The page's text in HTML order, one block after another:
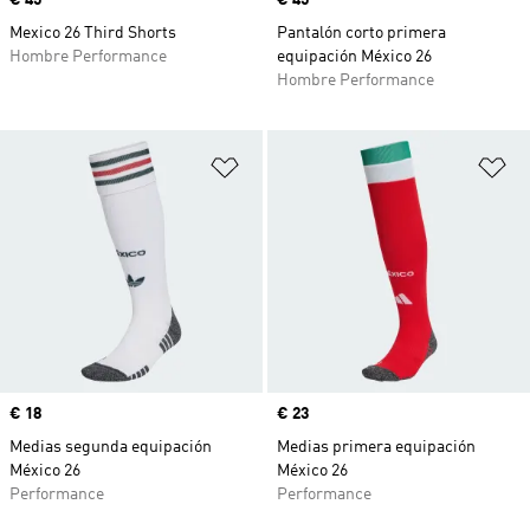
Mexico 26 Third Shorts
Hombre Performance
Pantalón corto primera
equipación México 26
Hombre Performance
Añadir a la lista de deseos
Precio
€ 18
Medias segunda equipación
México 26
Performance
Precio
€ 23
Medias primera equipación
México 26
Performance